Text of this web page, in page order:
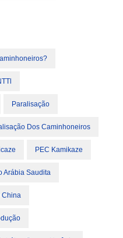
Paralisação
Dos Caminhoneiros
PEC Kamikaze
Arábia Saudita
China